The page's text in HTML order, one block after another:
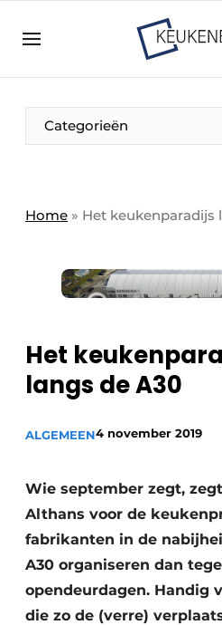
Bedrijven
Bedrijven
Direct contact
Keukenbouw |
in de keuken-, woon-,
Nieuwsbrief
Podcasts
Categorieën
Home » Het keukenparadijs
Het
langs de A30
ALGEMEEN4 november 2019
Wie september zegt,
Althans voor de
fabrikanten in de
A30 organiseren dan
opendeurdagen. Handig
die zo de (verre)